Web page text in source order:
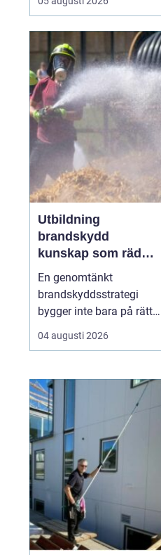
grus, snöslask och långa
både lack, underrede och
teknik. Många bilägare
söker därför
Utbildning
brandskydd
kunskap som räddar
liv och skyddar
verksamheter
En genomtänkt
brandskyddsstrategi
bygger inte bara på rätt
produkter och
installationer. Den
människor som vet vad
de gör. När ansvariga i
bygg- och
fastighetsbranschen får
rätt kunskap om
brandskydd minskar
risken för fel som ...
04 augusti 2026